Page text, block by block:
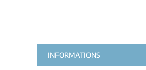
INFORMATIONS